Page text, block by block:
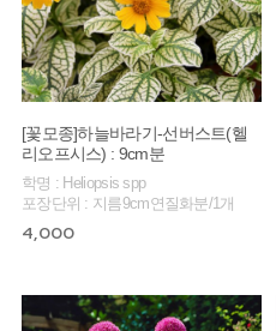
[꽃모종]하늘바라기-선버스트(헬
리오프시스) : 9cm분
학명 : Heliopsis spp
포장단위 : 지름9cm연질화분/1개
4,000